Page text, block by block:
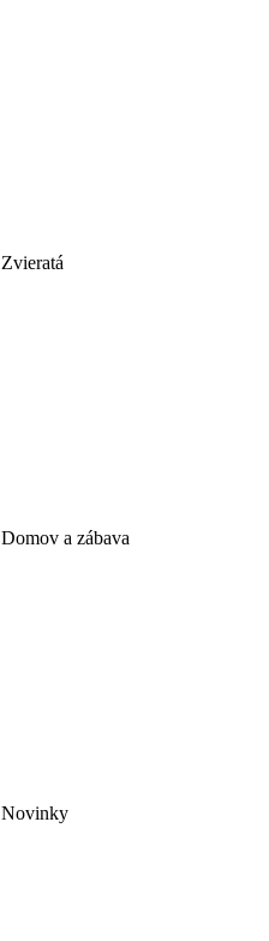
Zvieratá
Domov a zábava
Novinky